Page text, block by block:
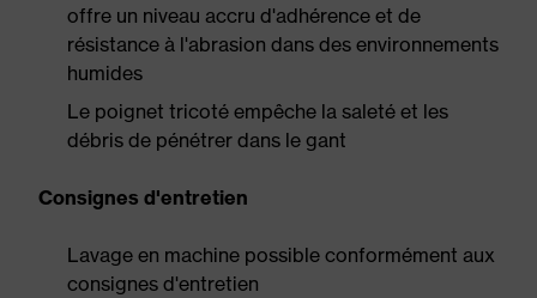
offre un niveau accru d'adhérence et de
résistance à l'abrasion dans des environnements
humides
Le poignet tricoté empêche la saleté et les
débris de pénétrer dans le gant
Consignes d'entretien
Lavage en machine possible conformément aux
consignes d'entretien